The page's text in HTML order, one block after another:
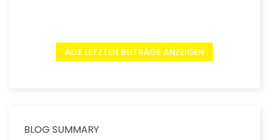
ALLE LETZTEN BEITRÄGE ANZEIGEN
BLOG SUMMARY